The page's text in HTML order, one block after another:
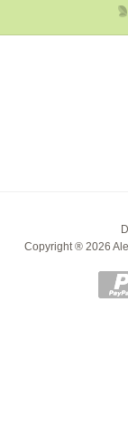
Copyright ® 2026